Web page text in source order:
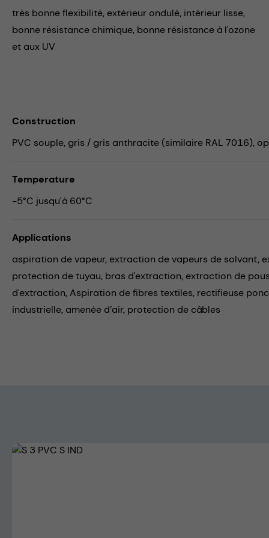
très bonne flexibilité, extérieur ondulé, intérieur lisse,
bonne résistance chimique, bonne résistance à l'ozone
et aux UV
Construction
PVC souple, gris / gris anthracite (similaire RAL 7016),
Temperature
-5°C jusqu'à 60°C
Applications
aspiration de vapeur, extraction de vapeurs de solvant,
protection de tuyau, bras d'extraction, extraction de
d'extraction,Aspiration de fibres textiles, rectifieuse
industrielle, amenée d’air, protection de câbles
Skip image gallery